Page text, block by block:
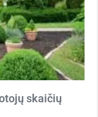
skaičių